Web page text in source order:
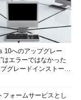
SaaSで、Dockerも
にエージェント、
。
詳細な監視ができる
10へのアップグレー
はエラーではなかった
グレードインストール
ォームサービスとし